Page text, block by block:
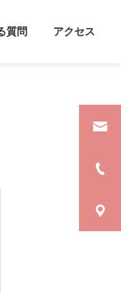
質問 アクセス
天気の変化と体調の関係